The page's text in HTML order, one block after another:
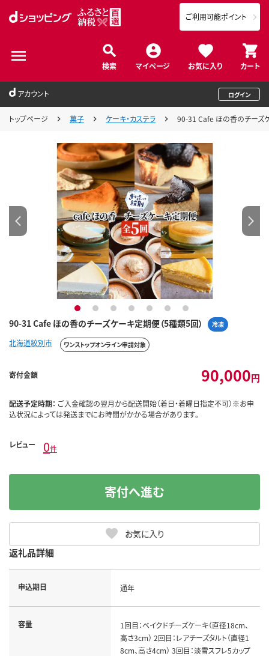
検索 マイページ お気に入り カート
ご利用可能ポイント
アカウント ログイン
トップページ 菓子 ケーキ・カステラ 90-31 Cafe ほの香のチーズ
90-31 Cafe ほの香のチーズケーキ定期便（5種類5回） 冷凍
1 2 3 4 5 6 7
北海道紋別市 ワンストップオンライン申請対象
寄付金額 90,000円
配送予定時期： ご入金確認の翌月から配送開始（着日・着曜日指定不可）※お申
込状況によっては発送までにお時間がかかる場合があります。
レビュー 0件
お気に入り
寄付へ進む
返礼品詳細
申込期日 通年
容量
1回目：ベイクドチーズケーキ（直径18cm、
高さ3cm） 2回目：レアチーズタルト（直径1
8cm、高さ4cm） 3回目：淡雪スフレ5カップ